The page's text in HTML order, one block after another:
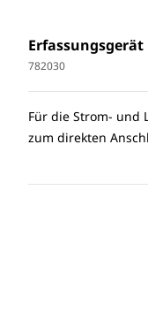
Erfassungsgerät
782030
Für die Strom- und
zum direkten